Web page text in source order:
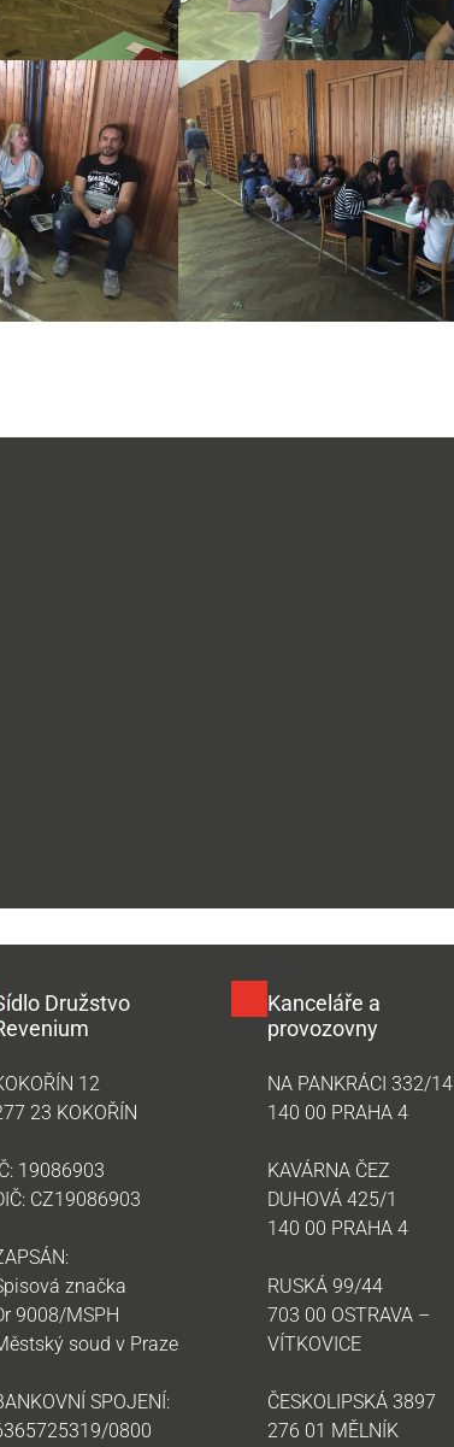
Družstvo
12
23 KOKOŘÍN
19086903
CZ19086903
značka
9008/MSPH
soud v Praze
SPOJENÍ:
0800
Kanceláře a
provozovny
NA PANKRÁCI 332/14
140 00 PRAHA 4
KAVÁRNA ČEZ
DUHOVÁ 425/1
140 00 PRAHA 4
RUSKÁ 99/44
703 00 OSTRAVA –
VÍTKOVICE
ČESKOLIPSKÁ 3897
276 01 MĚLNÍK